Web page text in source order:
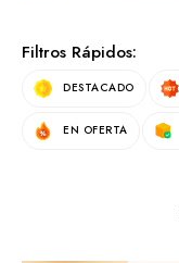
Filtros Rápidos:
DESTACADO
EN OFERTA